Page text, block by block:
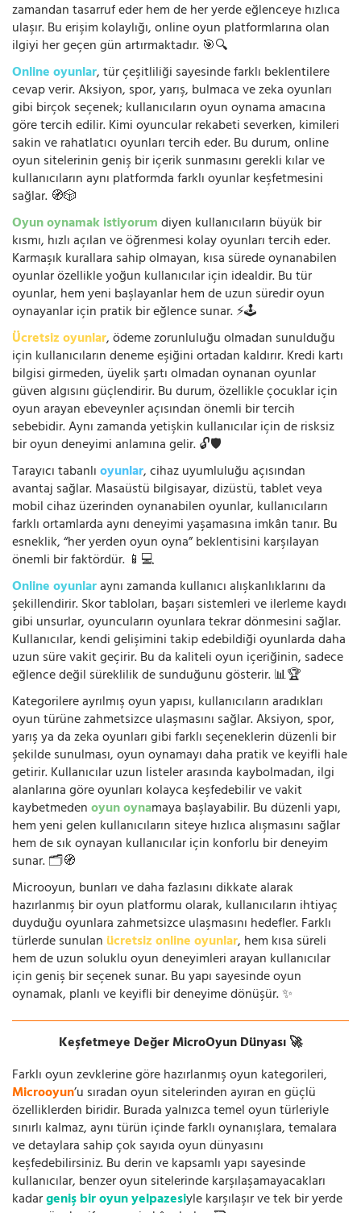
zamandan tasarruf eder hem de her yerde eğlenceye hızlıca
ulaşır. Bu erişim kolaylığı, online oyun platformlarına olan
ilgiyi her geçen gün artırmaktadır. 🎯🔍
Online oyunlar, tür çeşitliliği sayesinde farklı beklentilere
cevap verir. Aksiyon, spor, yarış, bulmaca ve zeka oyunları
gibi birçok seçenek; kullanıcıların oyun oynama amacına
göre tercih edilir. Kimi oyuncular rekabeti severken, kimileri
sakin ve rahatlatıcı oyunları tercih eder. Bu durum, online
oyun sitelerinin geniş bir içerik sunmasını gerekli kılar ve
kullanıcıların aynı platformda farklı oyunlar keşfetmesini
sağlar. 🧭🎲
Oyun oynamak istiyorumdiyen kullanıcıların büyük bir
kısmı, hızlı açılan ve öğrenmesi kolay oyunları tercih eder.
Karmaşık kurallara sahip olmayan, kısa sürede oynanabilen
oyunlar özellikle yoğun kullanıcılar için idealdir. Bu tür
oyunlar, hem yeni başlayanlar hem de uzun süredir oyun
oynayanlar için pratik bir eğlence sunar. ⚡🕹️
Ücretsiz oyunlar, ödeme zorunluluğu olmadan sunulduğu
için kullanıcıların deneme eşiğini ortadan kaldırır. Kredi kartı
bilgisi girmeden, üyelik şartı olmadan oynanan oyunlar
güven algısını güçlendirir. Bu durum, özellikle çocuklar için
oyun arayan ebeveynler açısından önemli bir tercih
sebebidir. Aynı zamanda yetişkin kullanıcılar için de risksiz
bir oyun deneyimi anlamına gelir. 🔓🛡️
Tarayıcı tabanlıoyunlar, cihaz uyumluluğu açısından
avantaj sağlar. Masaüstü bilgisayar, dizüstü, tablet veya
mobil cihaz üzerinden oynanabilen oyunlar, kullanıcıların
farklı ortamlarda aynı deneyimi yaşamasına imkân tanır. Bu
esneklik, “her yerden oyun oyna” beklentisini karşılayan
önemli bir faktördür. 📱💻
Online oyunlaraynı zamanda kullanıcı alışkanlıklarını da
şekillendirir. Skor tabloları, başarı sistemleri ve ilerleme kaydı
gibi unsurlar, oyuncuların oyunlara tekrar dönmesini sağlar.
Kullanıcılar, kendi gelişimini takip edebildiği oyunlarda daha
uzun süre vakit geçirir. Bu da kaliteli oyun içeriğinin, sadece
eğlence değil süreklilik de sunduğunu gösterir. 📊🏆
Kategorilere ayrılmış oyun yapısı, kullanıcıların aradıkları
oyun türüne zahmetsizce ulaşmasını sağlar. Aksiyon, spor,
yarış ya da zeka oyunları gibi farklı seçeneklerin düzenli bir
şekilde sunulması, oyun oynamayı daha pratik ve keyifli hale
getirir. Kullanıcılar uzun listeler arasında kaybolmadan, ilgi
alanlarına göre oyunları kolayca keşfedebilir ve vakit
kaybetmedenoyun oynamaya başlayabilir. Bu düzenli yapı,
hem yeni gelen kullanıcıların siteye hızlıca alışmasını sağlar
hem de sık oynayan kullanıcılar için konforlu bir deneyim
sunar. 🗂️🧭
Microoyun, bunları ve daha fazlasını dikkate alarak
hazırlanmış bir oyun platformu olarak, kullanıcıların ihtiyaç
duyduğu oyunlara zahmetsizce ulaşmasını hedefler. Farklı
türlerde sunulan ücretsiz online oyunlar, hem kısa süreli
hem de uzun soluklu oyun deneyimleri arayan kullanıcılar
için geniş bir seçenek sunar. Bu yapı sayesinde oyun
oynamak, planlı ve keyifli bir deneyime dönüşür. ✨
Keşfetmeye Değer MicroOyun Dünyası 🚀
Farklı oyun zevklerine göre hazırlanmış oyun kategorileri,
Microoyun’u sıradan oyun sitelerinden ayıran en güçlü
özelliklerden biridir. Burada yalnızca temel oyun türleriyle
sınırlı kalmaz, aynı türün içinde farklı oynanışlara, temalara
ve detaylara sahip çok sayıda oyun dünyasını
keşfedebilirsiniz. Bu derin ve kapsamlı yapı sayesinde
kullanıcılar, benzer oyun sitelerinde karşılaşamayacakları
kadargeniş bir oyun yelpazesiyle karşılaşır ve tek bir yerde